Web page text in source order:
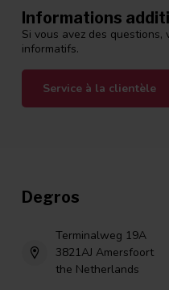
Informations
Si vous avez des
informatifs.
Service à la clientèle
Degros
Terminalweg 19A
3821AJ Amersfoort
the Netherlands